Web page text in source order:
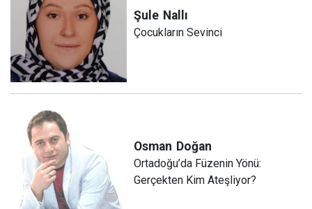
Şule Nallı
Çocukların Sevinci
Osman Doğan
Ortadoğu’da Füzenin Yönü:
Gerçekten Kim Ateşliyor?